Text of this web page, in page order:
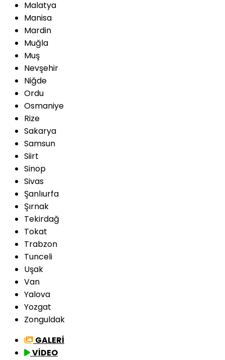
Malatya
Manisa
Mardin
Muğla
Muş
Nevşehir
Niğde
Ordu
Osmaniye
Rize
Sakarya
Samsun
Siirt
Sinop
Sivas
Şanlıurfa
Şırnak
Tekirdağ
Tokat
Trabzon
Tunceli
Uşak
Van
Yalova
Yozgat
Zonguldak
GALERİ
VİDEO